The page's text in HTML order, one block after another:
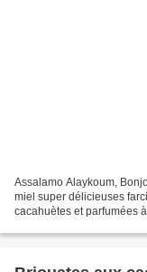
Assalamo Alaykoum,
miel super délicieuses
cacahuètes et parfumées